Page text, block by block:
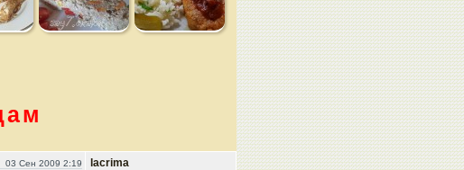
03 Сен 2009 2:19 lacrima